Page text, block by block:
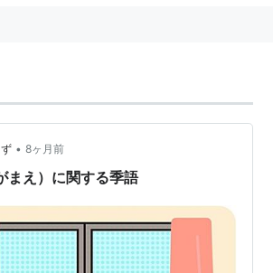
• 8ヶ月前
まえ）に関する季語